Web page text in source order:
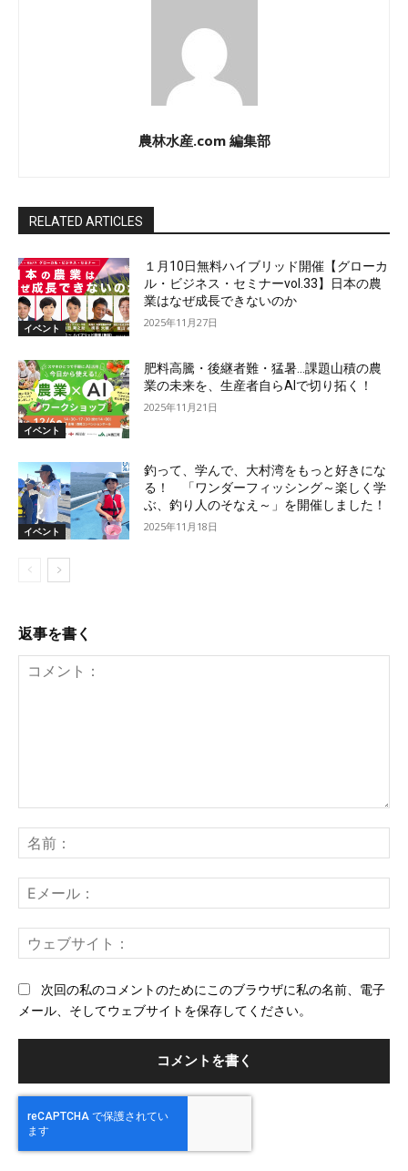
農林水産.com 編集部
RELATED ARTICLES
イベント
１月10日無料ハイブリッド開催【グローカ
ル・ビジネス・セミナーvol.33】日本の農
業はなぜ成長できないのか
2025年11月27日
イベント
肥料高騰・後継者難・猛暑…課題山積の農
業の未来を、生産者自らAIで切り拓く！
2025年11月21日
イベント
釣って、学んで、大村湾をもっと好きにな
る！ 「ワンダーフィッシング～楽しく学
ぶ、釣り人のそなえ～」を開催しました！
2025年11月18日
返事を書く
ン
ト：
前
メ
ー
ェ
次回の私のコメントのためにこのブラウザに私の名前、電子
メール、そしてウェブサイトを保存してください。